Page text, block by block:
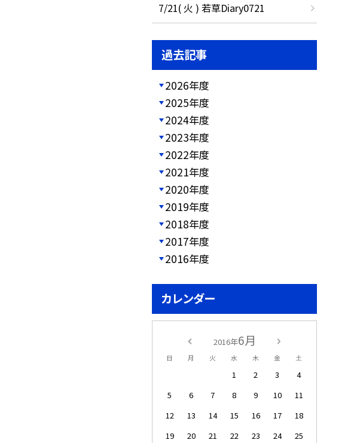
7/21( 火 ) 若草Diary0721
過去記事
2026年度
2025年度
2024年度
2023年度
2022年度
2021年度
2020年度
2019年度
2018年度
2017年度
2016年度
カレンダー
2016年6月
日 月 火 水 木 金 土
1 2 3
4
5
6 7 8 9 10
11
12
13 14 15 16 17
18
19
20 21 22 23 24
25